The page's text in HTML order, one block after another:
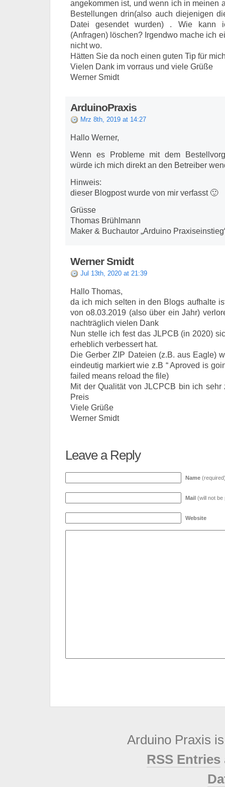
angekommen ist, und wenn ich in meinen
Bestellungen drin(also auch diejenigen
Datei gesendet wurden) . Wie kann
(Anfragen) löschen? Irgendwo mache ich
nicht wo.
Hätten Sie da noch einen guten Tip für
Vielen Dank im vorraus und viele Grüße
Werner Smidt
ArduinoPraxis
Mrz 8th, 2019 at 14:27
Hallo Werner,
Wenn es Probleme mit dem
würde ich mich direkt an den Betreiber
Hinweis:
dieser Blogpost wurde von mir verfasst 🙂
Grüsse
Thomas Brühlmann
Maker & Buchautor „Arduino
Werner Smidt
Jul 13th, 2020 at 21:39
Hallo Thomas,
da ich mich selten in den Blogs aufhalte
von o8.03.2019 (also über ein Jahr)
nachträglich vielen Dank
Nun stelle ich fest das JLPCB (in 2020)
erheblich verbessert hat.
Die Gerber ZIP Dateien (z.B. aus Eagle)
eindeutig markiert wie z.B “ Aproved is
failed means reload the file)
Mit der Qualität von JLCPCB bin ich sehr
Preis
Viele Grüße
Werner Smidt
Leave a Reply
Name
Mail (will not be
Website
Arduino Praxis
RSS Entries